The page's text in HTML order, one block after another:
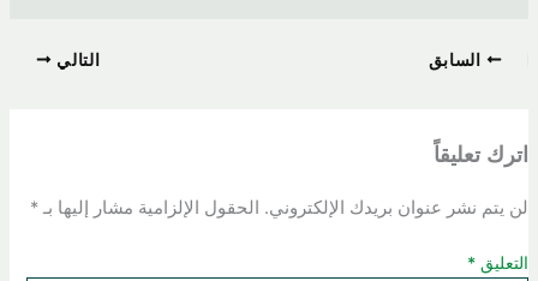
السابق التالي
اترك تعليقاً
لن يتم نشر عنوان بريدك الإلكتروني. الحقول الإلزامية مشار إليها بـ *
التعليق *